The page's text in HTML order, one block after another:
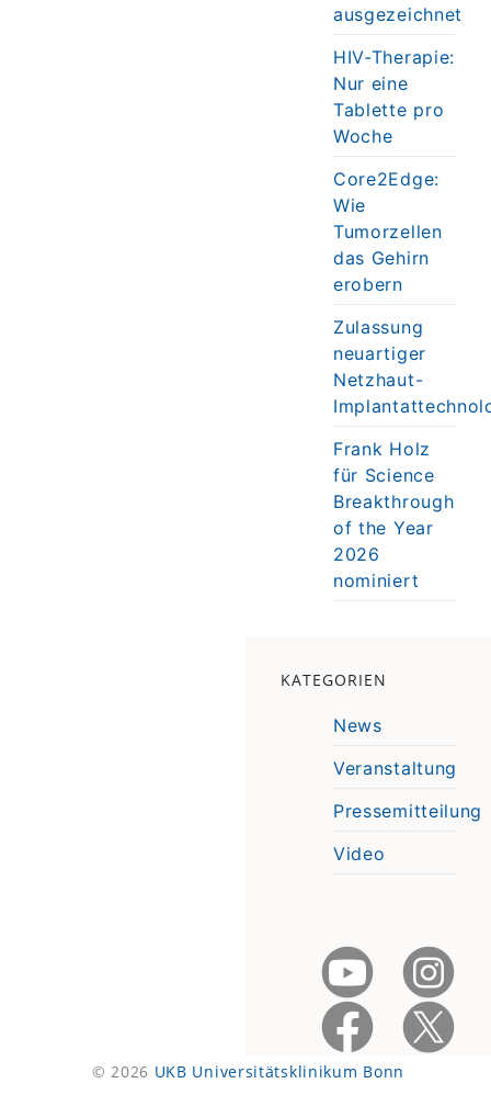
ausgezeichnet
HIV-Therapie:
Nur eine
Tablette pro
Woche
Core2Edge:
Wie
Tumorzellen
das Gehirn
erobern
Zulassung
neuartiger
Netzhaut-
Frank Holz
für Science
Breakthrough
of the Year
2026
nominiert
KATEGORIEN
News
Veranstaltung
Pressemitteilung
Video
© 2026 UKB Universitätsklinikum Bonn